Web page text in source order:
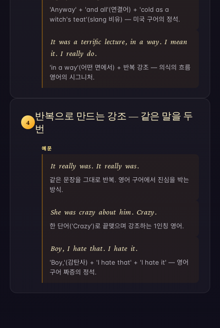
'Anyway' + 'and all'(연결어) + 'cold as a
witch's teat'(slang 비유) — 미국 구어의 정석.
It was a terrific lecture, in a way. I mean
it. I really do.
'in a way'(어떤 면에서) + 반복 강조 — 의식의 흐름
영어의 시그니처.
4
반복으로 만드는 강조 — 같은 말을 두
번
예문
It really was. It really was.
같은 문장을 그대로 반복. 영어 구어에서 진심을 박는
방식.
She was crazy about him. Crazy.
한 단어('Crazy')로 끝맺으며 강조하는 1인칭 영어.
Boy, I hate that. I hate it.
'Boy,'(감탄사) + 'I hate that' + 'I hate it' — 영어
구어 짜증의 정석.